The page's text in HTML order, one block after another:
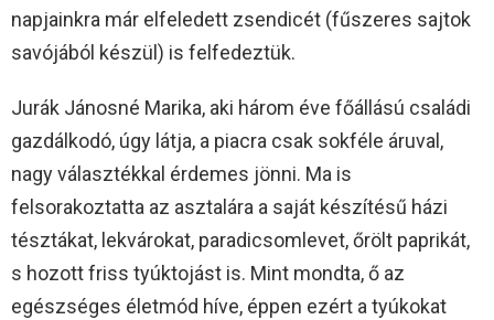
napjainkra már elfeledett zsendicét (fűszeres sajtok
savójából készül) is felfedeztük.
Jurák Jánosné Marika, aki három éve főállású családi
gazdálkodó, úgy látja, a piacra csak sokféle áruval,
nagy választékkal érdemes jönni. Ma is
felsorakoztatta az asztalára a saját készítésű házi
tésztákat, lekvárokat, paradicsomlevet, őrölt paprikát,
s hozott friss tyúktojást is. Mint mondta, ő az
egészséges életmód híve, éppen ezért a tyúkokat